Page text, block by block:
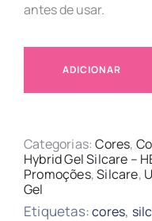
antes de usar.
ADICIONAR
Categorias:Cores,
Hybrid Gel Silcare –
Promoções,Silcare,
Gel
Etiquetas:cores,